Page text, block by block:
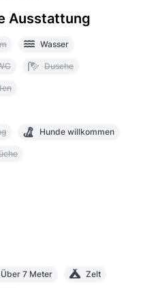
Ausstattung
Wasser
Dusche
Hunde willkommen
Über 7 Meter Zelt